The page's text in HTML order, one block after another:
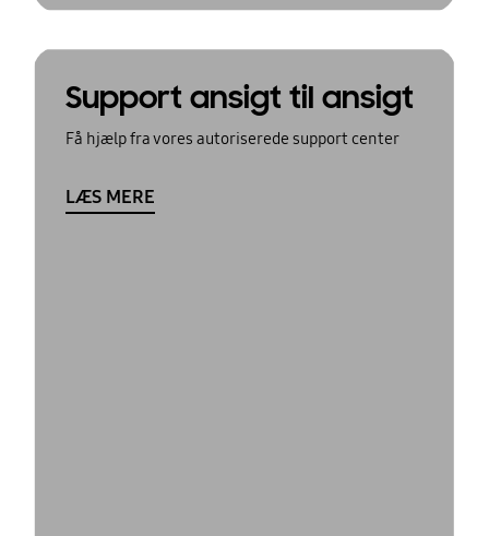
Support ansigt til ansigt
Få hjælp fra vores autoriserede support center
LÆS MERE